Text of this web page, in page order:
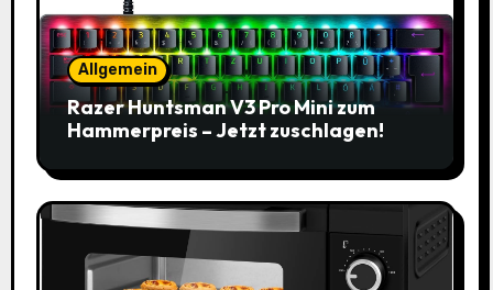
Allgemein
Razer Huntsman V3 Pro Mini zum
Hammerpreis – Jetzt zuschlagen!